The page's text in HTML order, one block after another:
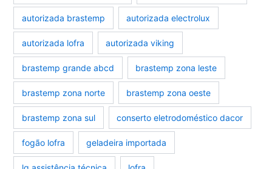
autorizada brastemp autorizada electrolux
autorizada lofra autorizada viking
brastemp grande abcd brastemp zona leste
brastemp zona norte brastemp zona oeste
brastemp zona sul conserto eletrodoméstico dacor
fogão lofra geladeira importada